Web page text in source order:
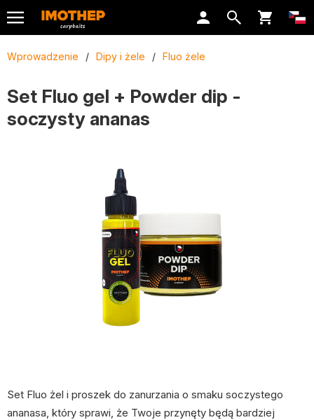
Wprowadzenie / Dipy i żele / Fluo żele
Set Fluo gel + Powder dip -
soczysty ananas
Set Fluo żel i proszek do zanurzania o smaku soczystego
ananasa, który sprawi, że Twoje przynęty będą bardziej